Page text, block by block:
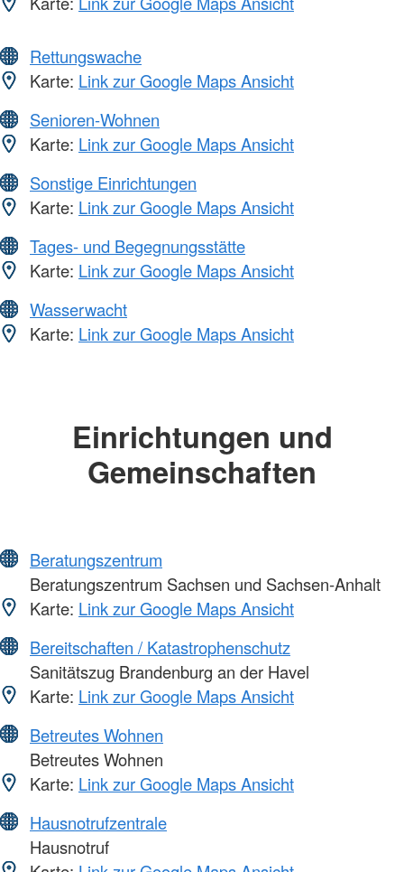
Rettungswache
Karte: Link zur Google Maps Ansicht
Senioren-Wohnen
Karte: Link zur Google Maps Ansicht
Sonstige Einrichtungen
Karte: Link zur Google Maps Ansicht
Tages- und Begegnungsstätte
Karte: Link zur Google Maps Ansicht
Wasserwacht
Karte: Link zur Google Maps Ansicht
Einrichtungen und
Gemeinschaften
Beratungszentrum
Beratungszentrum Sachsen und Sachsen-Anhalt
Karte: Link zur Google Maps Ansicht
Bereitschaften / Katastrophenschutz
Sanitätszug Brandenburg an der Havel
Karte: Link zur Google Maps Ansicht
Betreutes Wohnen
Betreutes Wohnen
Karte: Link zur Google Maps Ansicht
Hausnotrufzentrale
Hausnotruf